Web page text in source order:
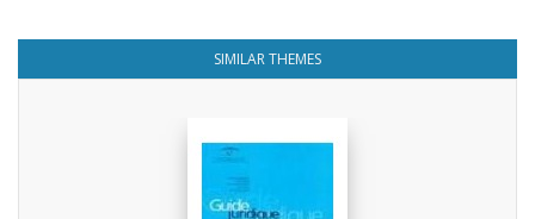
SIMILAR THEMES